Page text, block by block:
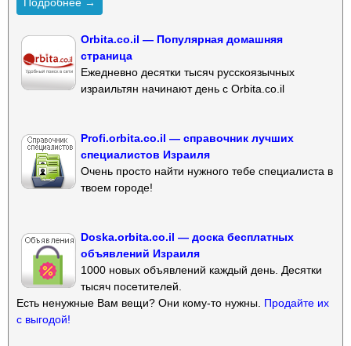
Orbita.co.il — Популярная домашняя
страница
Ежедневно десятки тысяч русскоязычных
израильтян начинают день с Orbita.co.il
Profi.orbita.co.il — справочник лучших
специалистов Израиля
Очень просто найти нужного тебе специалиста в
твоем городе!
Doska.orbita.co.il — доска бесплатных
объявлений Израиля
1000 новых объявлений каждый день. Десятки
тысяч посетителей.
Есть ненужные Вам вещи? Они кому-то нужны. Продайте их
с выгодой!